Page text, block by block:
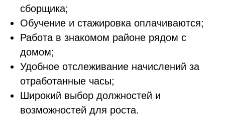
сборщика;
Обучение и стажировка оплачиваются;
Работа в знакомом районе рядом с
домом;
Удобное отслеживание начислений за
отработанные часы;
Широкий выбор должностей и
возможностей для роста.